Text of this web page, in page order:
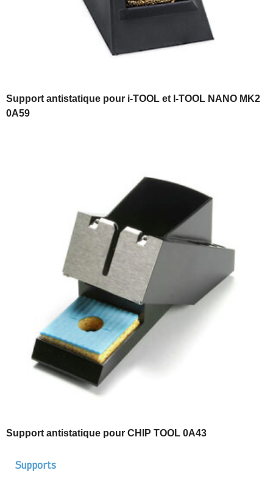
Support antistatique pour i-TOOL et I-TOOL NANO MK2
0A59
Support antistatique pour CHIP TOOL 0A43
Supports